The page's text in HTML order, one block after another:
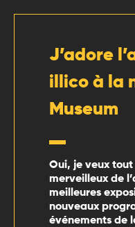
J’adore
illico à la
Museum
Oui, je veux
merveilleux de
meilleures
nouveaux
événements de